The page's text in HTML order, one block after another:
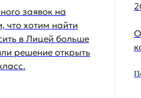
заявок на
что хотим найти
в Лицей больше
решение открыть